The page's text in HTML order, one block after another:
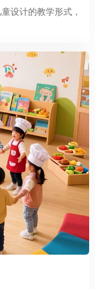
设计的教学形式，